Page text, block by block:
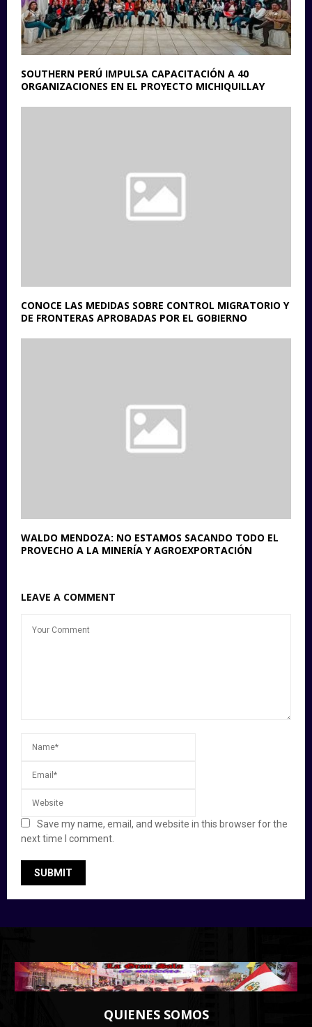
SOUTHERN PERÚ IMPULSA CAPACITACIÓN A 40
ORGANIZACIONES EN EL PROYECTO MICHIQUILLAY
CONOCE LAS MEDIDAS SOBRE CONTROL MIGRATORIO Y
DE FRONTERAS APROBADAS POR EL GOBIERNO
WALDO MENDOZA: NO ESTAMOS SACANDO TODO EL
PROVECHO A LA MINERÍA Y AGROEXPORTACIÓN
LEAVE A COMMENT
Save my name, email, and website in this browser for the
next time I comment.
QUIENES SOMOS